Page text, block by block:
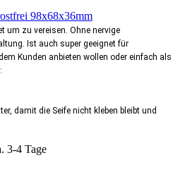
98x68x36mm
um zu vereisen. Ohne nervige
Ist auch super geeignet für
Kunden anbieten wollen oder einfach als
damit die Seife nicht kleben bleibt und
3-4 Tage